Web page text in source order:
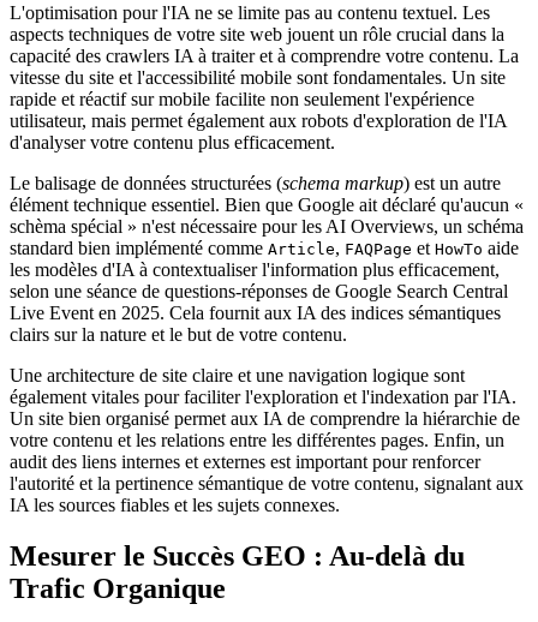
L'optimisation pour l'IA ne se limite pas au contenu textuel. Les
aspects techniques de votre site web jouent un rôle crucial dans la
capacité des crawlers IA à traiter et à comprendre votre contenu. La
vitesse du site et l'accessibilité mobile sont fondamentales. Un site
rapide et réactif sur mobile facilite non seulement l'expérience
utilisateur, mais permet également aux robots d'exploration de l'IA
d'analyser votre contenu plus efficacement.
Le balisage de données structurées (schema markup) est un autre
élément technique essentiel. Bien que Google ait déclaré qu'aucun «
schèma spécial » n'est nécessaire pour les AI Overviews, un schéma
standard bien implémenté comme Article, FAQPage et HowTo aide
les modèles d'IA à contextualiser l'information plus efficacement,
selon une séance de questions-réponses de Google Search Central
Live Event en 2025. Cela fournit aux IA des indices sémantiques
clairs sur la nature et le but de votre contenu.
Une architecture de site claire et une navigation logique sont
également vitales pour faciliter l'exploration et l'indexation par l'IA.
Un site bien organisé permet aux IA de comprendre la hiérarchie de
votre contenu et les relations entre les différentes pages. Enfin, un
audit des liens internes et externes est important pour renforcer
l'autorité et la pertinence sémantique de votre contenu, signalant aux
IA les sources fiables et les sujets connexes.
Mesurer le Succès GEO : Au-delà du
Trafic Organique